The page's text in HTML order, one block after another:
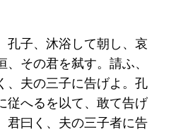
孔子、沐浴して朝し、哀
その君を弑す。請ふ、
、夫の三子に告げよ。孔
従へるを以て、敢て告げ
君曰く、夫の三子者に告